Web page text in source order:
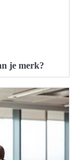
je merk?